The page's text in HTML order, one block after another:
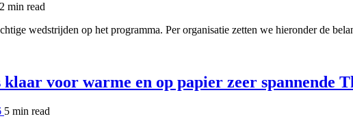
2 min read
wedstrijden op het programma. Per organisatie zetten we hieronder de
voor warme en op papier zeer spannende
5 min read